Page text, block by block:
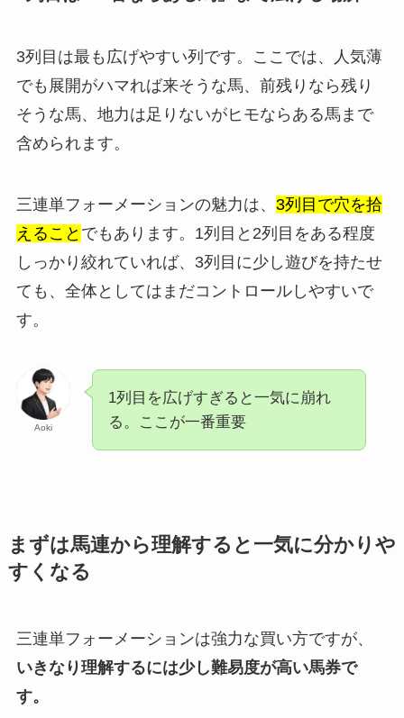
3列目は最も広げやすい列です。ここでは、人気薄
でも展開がハマれば来そうな馬、前残りなら残り
そうな馬、地力は足りないがヒモならある馬まで
含められます。
三連単フォーメーションの魅力は、 3列目で穴を拾
えること でもあります。1列目と2列目をある程度
しっかり絞れていれば、3列目に少し遊びを持たせ
ても、全体としてはまだコントロールしやすいで
す。
Aoki
1列目を広げすぎると一気に崩れ
る。ここが一番重要
まずは馬連から理解すると一気に分かりや
すくなる
三連単フォーメーションは強力な買い方ですが、
いきなり理解するには少し難易度が高い馬券で
す。